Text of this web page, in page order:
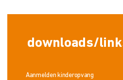
downloads/
Aanmelden kinderopvang